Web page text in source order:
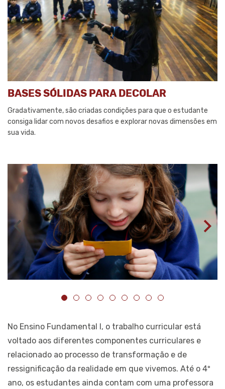
BASES SÓLIDAS PARA DECOLAR
Gradativamente, são criadas condições para que o estudante
consiga lidar com novos desafios e explorar novas dimensões em
sua vida.
No Ensino Fundamental I, o trabalho curricular está
voltado aos diferentes componentes curriculares e
relacionado ao processo de transformação e de
ressignificação da realidade em que vivemos. Até o 4º
ano, os estudantes ainda contam com uma professora